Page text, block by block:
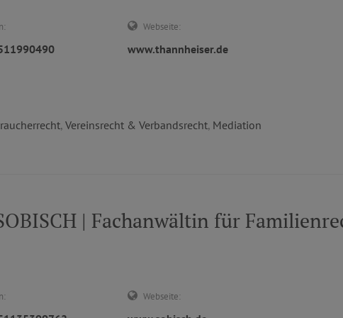
Webseite:
www.thannheiser.de
, Vereinsrecht & Verbandsrecht, Mediation
| Fachanwältin für
Webseite: